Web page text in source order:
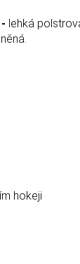
lehká
hokeji